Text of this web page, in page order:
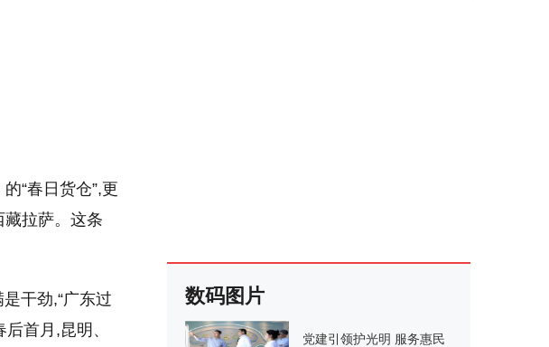
“春日货仓”,更
拉萨。这条
干劲,“广东过
首月,昆明、
数码图片
党建引领护光明 服务惠民